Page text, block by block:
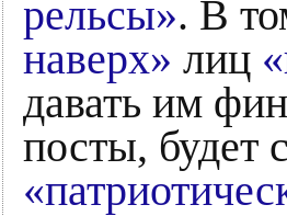
рельсы». В
наверх» лиц
давать им
посты, будет